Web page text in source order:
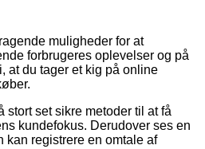
muligheder for at
forbrugeres oplevelser og på
at du tager et kig på online
set sikre metoder til at få
kundefokus. Derudover ses en
registrere en omtale af